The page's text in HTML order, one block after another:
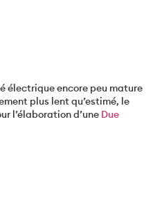
électrique encore peu mature
plus lent qu’estimé, le
l’élaboration d’une Due